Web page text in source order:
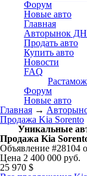
Форум
Новые авто
Главная
Авторынок
Продать авто
Купить авто
Новости
FAQ
Форум
Новые авто
Главная →
Продажа Kia Sorento
Уникальные
Продажа Kia
Объявление #28104
Цена 2 400 000 руб.
25 970 $